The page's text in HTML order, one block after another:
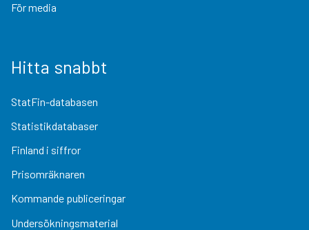
För media
Hitta snabbt
StatFin-databasen
Statistikdatabaser
Finland i siffror
Prisomräknaren
Kommande publiceringar
Undersökningsmaterial